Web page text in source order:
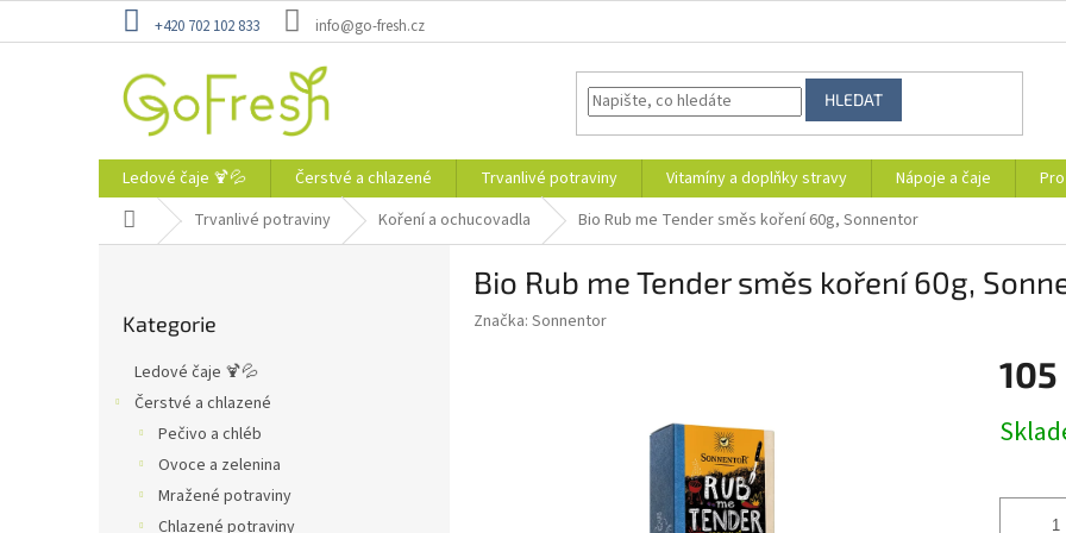
+420 702 102 833 info@go-fresh.cz
HLEDAT
Ledové čaje 🍹💦 Čerstvé a chlazené Trvanlivé potraviny Vitamíny a doplňky stravy Nápoje a čaje
Domů Trvanlivé potraviny Koření a ochucovadla Bio Rub me Tender směs koření 60g, Sonnentor
kategorie
Kategorie
Ledové čaje 🍹💦
Čerstvé a chlazené
Pečivo a chléb
Ovoce a zelenina
Mražené potraviny
Chlazené potraviny
Bio Rub me Tender směs koření 60g,
Značka: Sonnentor
105
cena: